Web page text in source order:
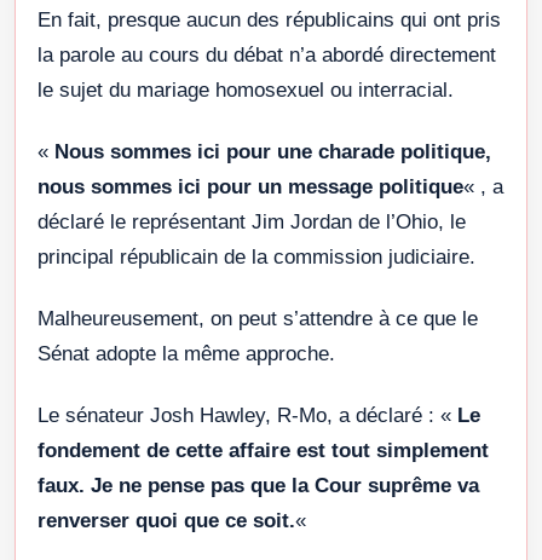
En fait, presque aucun des républicains qui ont pris
la parole au cours du débat n’a abordé directement
le sujet du mariage homosexuel ou interracial.
« Nous sommes ici pour une charade politique,
nous sommes ici pour un message politique« , a
déclaré le représentant Jim Jordan de l’Ohio, le
principal républicain de la commission judiciaire.
Malheureusement, on peut s’attendre à ce que le
Sénat adopte la même approche.
Le sénateur Josh Hawley, R-Mo, a déclaré : « Le
fondement de cette affaire est tout simplement
faux. Je ne pense pas que la Cour suprême va
renverser quoi que ce soit.«